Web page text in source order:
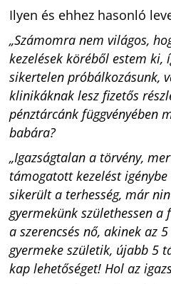
Ilyen és ehhez hasonló
„Számomra nem világos,
kezelések köréből estem ki,
sikertelen próbálkozásunk,
klinikáknak lesz fizetős
pénztárcánk függvényében
babára?
„Igazságtalan a törvény,
támogatott kezelést
sikerült a terhesség, már
gyermekünk születhessen
a szerencsés nő, akinek az
gyermeke születik, újabb 5
kap lehetőséget! Hol az